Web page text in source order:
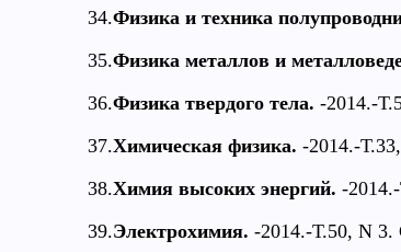
34.Физика и техника
35.Физика металлов и
36.Физика твердого тела. -2014.-
37.Химическая физика. -2014.-
38.Химия высоких энергий. -
39.Электрохимия. -2014.-Т.50, N 3.